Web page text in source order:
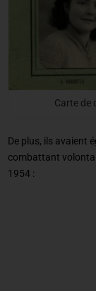
Carte de
De plus, ils avaient
combattant
1954 :